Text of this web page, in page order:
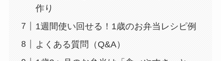
作り
1週間使い回せる！1歳のお弁当レシピ例
よくある質問（Q&A）